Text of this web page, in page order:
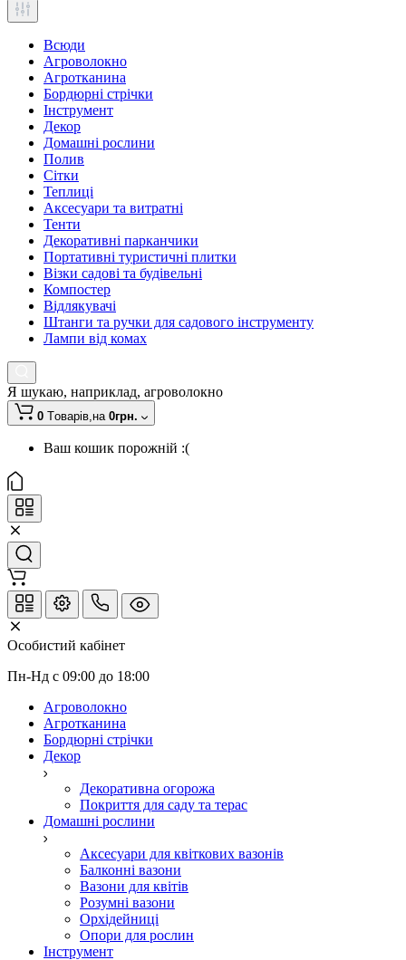
Всюди
Агроволокно
Агротканина
Бордюрні стрічки
Інструмент
Декор
Домашні рослини
Полив
Сітки
Теплиці
Аксесуари та витратні
Тенти
Декоративні парканчики
Портативні туристичні плитки
Візки садові та будівельні
Компостер
Відлякувачі
Штанги та ручки для садового інструменту
Лампи від комах
Я шукаю, наприклад, агроволокно
0 Tоварів,на 0грн.
Ваш кошик порожній :(
Особистий кабінет
Пн-Нд с 09:00 до 18:00
Агроволокно
Агротканина
Бордюрні стрічки
Декор
Декоративна огорожа
Покриття для саду та терас
Домашні рослини
Аксесуари для квіткових вазонів
Балконні вазони
Вазони для квітів
Розумні вазони
Орхідейниці
Опори для рослин
Інструмент